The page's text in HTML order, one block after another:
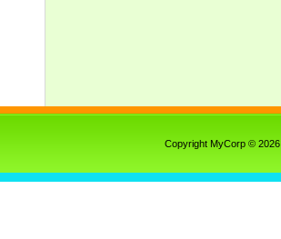
Copyright MyCorp © 2026